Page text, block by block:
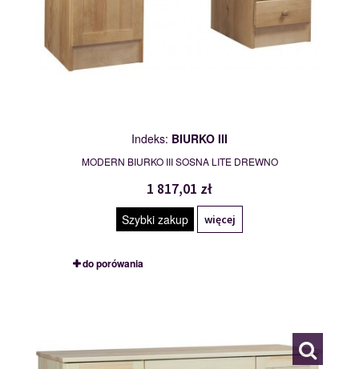
Indeks: BIURKO III
MODERN BIURKO III SOSNA LITE DREWNO
1 817,01 zł
Szybki zakup więcej
do porówania